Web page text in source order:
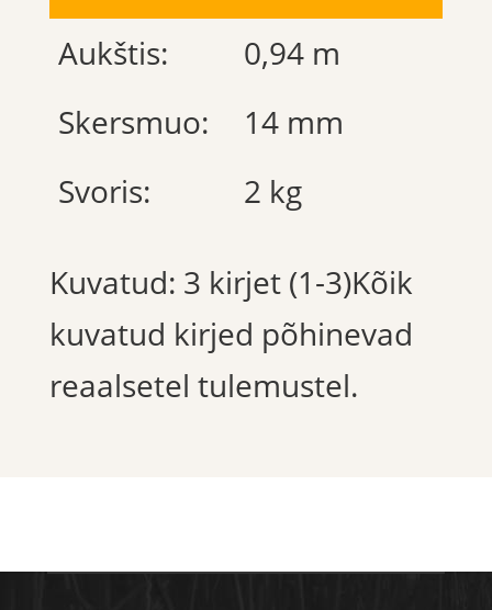
Aukštis:
0,94 m
Skersmuo:
14 mm
Svoris:
2 kg
Kuvatud: 3 kirjet (1-3)Kõik
kuvatud kirjed põhinevad
reaalsetel tulemustel.